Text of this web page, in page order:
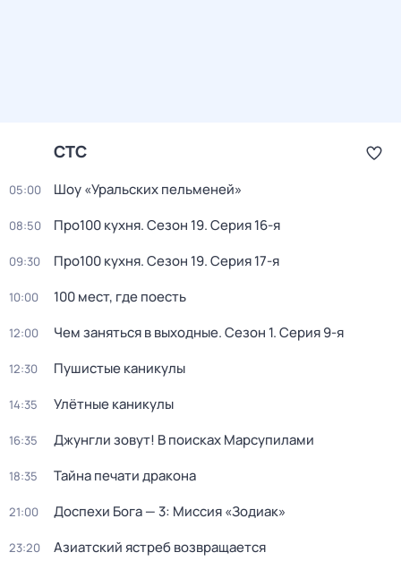
СТС
05:00 Шоу «Уральских пельменей»
08:50 Про100 кухня. Сезон 19. Серия 16-я
09:30 Про100 кухня. Сезон 19. Серия 17-я
10:00 100 мест, где поесть
12:00 Чем заняться в выходные. Сезон 1. Серия 9-я
12:30 Пушистые каникулы
14:35 Улётные каникулы
16:35 Джунгли зовут! В поисках Марсупилами
18:35 Тайна печати дракона
21:00 Доспехи Бога — 3: Миссия «Зодиак»
23:20 Азиатский ястреб возвращается